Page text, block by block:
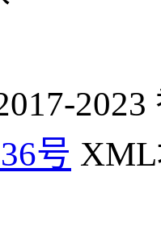
2023
号